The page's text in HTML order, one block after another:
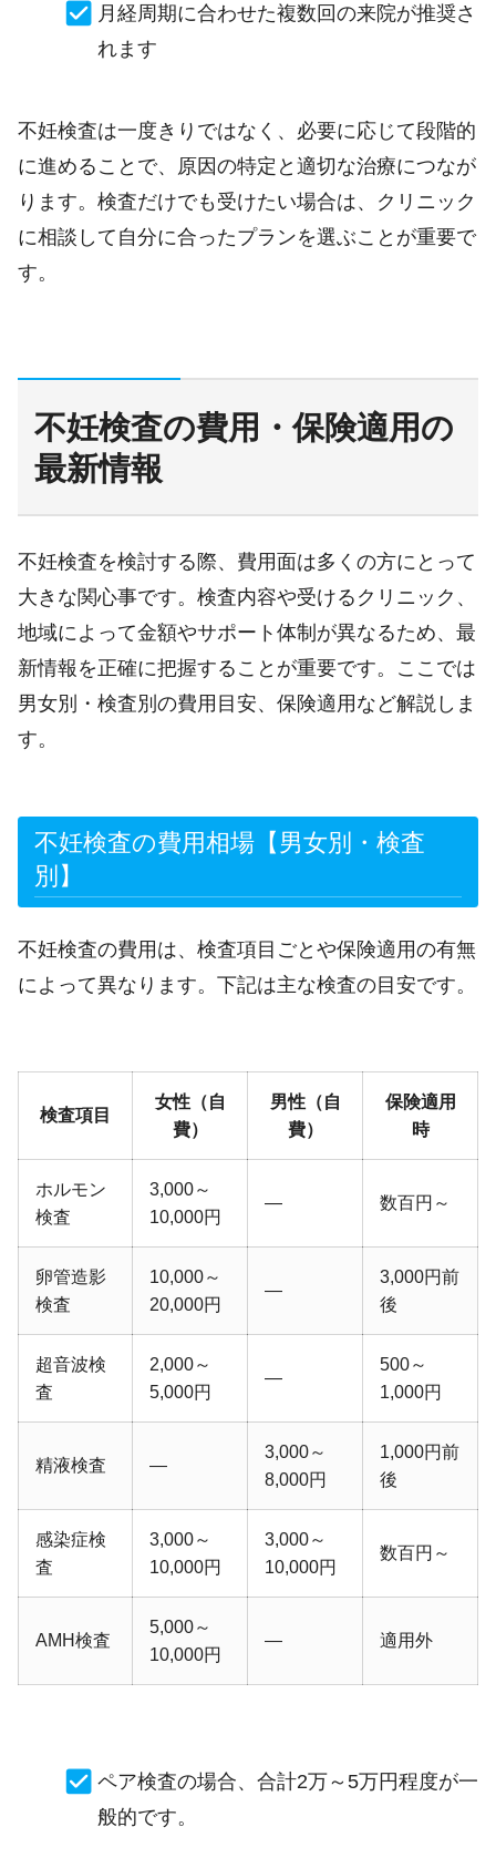
月経周期に合わせた複数回の来院が推奨さ
れます
不妊検査は一度きりではなく、必要に応じて段階的
に進めることで、原因の特定と適切な治療につなが
ります。検査だけでも受けたい場合は、クリニック
に相談して自分に合ったプランを選ぶことが重要で
す。
不妊検査の費用・保険適用の
最新情報
不妊検査を検討する際、費用面は多くの方にとって
大きな関心事です。検査内容や受けるクリニック、
地域によって金額やサポート体制が異なるため、最
新情報を正確に把握することが重要です。ここでは
男女別・検査別の費用目安、保険適用など解説しま
す。
不妊検査の費用相場【男女別・検査
別】
不妊検査の費用は、検査項目ごとや保険適用の有無
によって異なります。下記は主な検査の目安です。
検査項目
女性（自
費）
男性（自
費）
保険適用
時
ホルモン
検査
3,000～
10,000円
― 数百円～
卵管造影
検査
10,000～
20,000円
―
3,000円前
後
超音波検
査
2,000～
5,000円
―
500～
1,000円
精液検査 ―
3,000～
8,000円
1,000円前
後
感染症検
査
3,000～
10,000円
3,000～
10,000円
数百円～
AMH検査
5,000～
10,000円
― 適用外
ペア検査の場合、合計2万～5万円程度が一
般的です。